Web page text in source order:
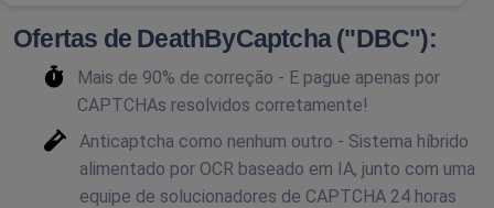
Ofertas de DeathByCaptcha ("DBC"):
Mais de 90% de correção - E pague apenas por
CAPTCHAs resolvidos corretamente!
Anticaptcha como nenhum outro - Sistema híbrido
alimentado por OCR baseado em IA, junto com uma
equipe de solucionadores de CAPTCHA 24 horas